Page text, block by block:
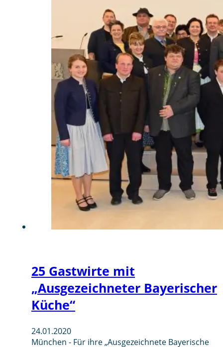
25 Gastwirte mit
„Ausgezeichneter Bayerischer
Küche“
24.01.2020
München - Für ihre „Ausgezeichnete Bayerische